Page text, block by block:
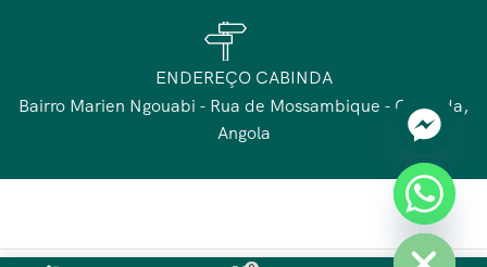
ENDEREÇO CABINDA
Bairro Marien Ngouabi - Rua de Mossambique - Cabinda,
Angola
Hide
chaty